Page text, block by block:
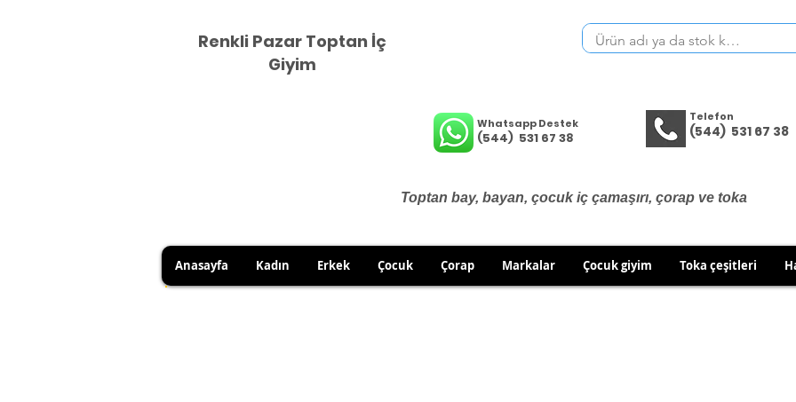
Renkli Pazar Toptan İç
Giyim
Whatsapp Destek
(544) 531 67 38
Telefon
(544) 531 67 38
Toptan bay, bayan, çocuk iç çamaşırı, çorap ve toka
Anasayfa Kadın Erkek Çocuk Çorap Markalar Çocuk giyim Toka çeşitleri